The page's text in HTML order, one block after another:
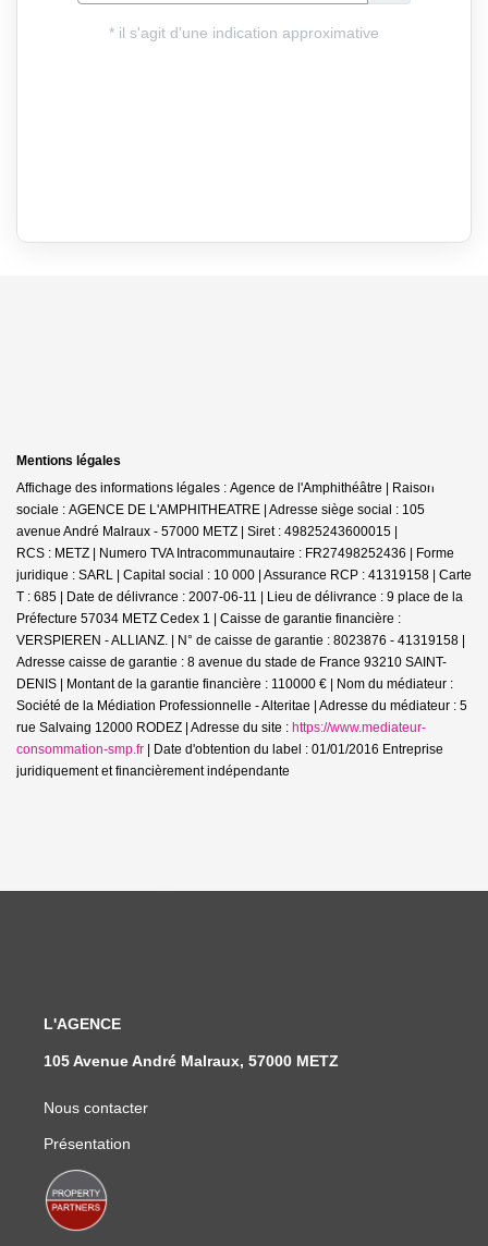
Mentions légales
Affichage des informations légales : Agence de l'Amphithéâtre | Raison
sociale : AGENCE DE L'AMPHITHEATRE | Adresse siège social : 105
avenue André Malraux - 57000 METZ | Siret : 49825243600015 |
RCS : METZ | Numero TVA Intracommunautaire : FR27498252436 | Forme
juridique : SARL | Capital social : 10 000 | Assurance RCP : 41319158 | Carte
T : 685 | Date de délivrance : 2007-06-11 | Lieu de délivrance : 9 place de la
Préfecture 57034 METZ Cedex 1 | Caisse de garantie financière :
VERSPIEREN - ALLIANZ. | N° de caisse de garantie : 8023876 - 41319158 |
Adresse caisse de garantie : 8 avenue du stade de France 93210 SAINT-
DENIS | Montant de la garantie financière : 110000 € | Nom du médiateur :
Société de la Médiation Professionnelle - Alteritae | Adresse du médiateur : 5
rue Salvaing 12000 RODEZ | Adresse du site : https://www.mediateur-
consommation-smp.fr | Date d'obtention du label : 01/01/2016 Entreprise
juridiquement et financièrement indépendante
L'AGENCE
105 Avenue André Malraux, 57000 METZ
Nous contacter
Présentation